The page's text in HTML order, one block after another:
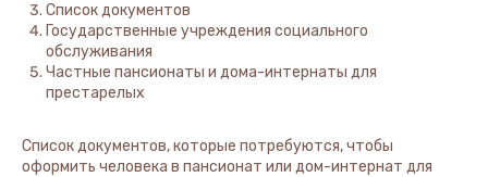
Список документов
Государственные учреждения социального
обслуживания
Частные пансионаты и дома-интернаты для
престарелых
Список документов, которые потребуются, чтобы
оформить человека в пансионат или дом-интернат для